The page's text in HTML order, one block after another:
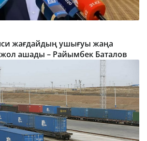
жағдайдың ушығуы жаңа
жол ашады – Райымбек Баталов